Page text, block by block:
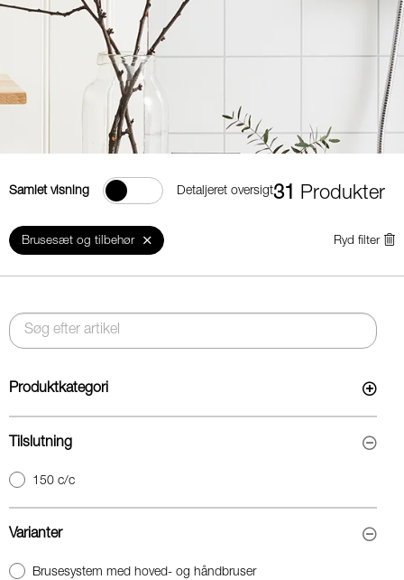
Samlet visning Detaljeret oversigt31 Produkter
Brusesæt og tilbehør Ryd filter
Produktkategori
Tilslutning
150 c/c
Varianter
Brusesystem med hoved- og håndbruser